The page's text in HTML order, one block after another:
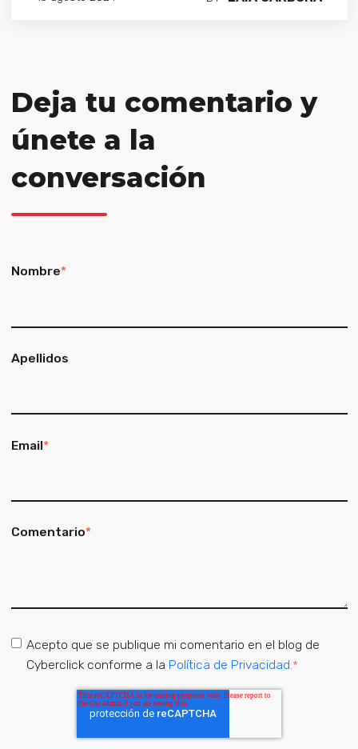
Deja tu comentario y
únete a la
conversación
Nombre*
Apellidos
Email*
Comentario*
Acepto que se publique mi comentario en el blog de
Cyberclick conforme a la Política de Privacidad.*